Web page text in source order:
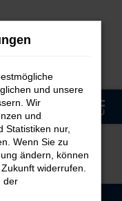
MENÜ
und unsere
Wir
und
Statistiken nur,
Wenn Sie zu
ändern, können
widerrufen.
der